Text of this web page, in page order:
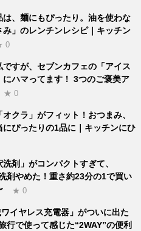
は、麺にもぴったり。油を使わな
み」のレンチンレシピ｜キッチン
0
ですが、セブンカフェの「アイス
にハマってます！ 3つのご褒美ア
★ 0
クラ」がフィット！おつまみ、
にぴったりの1品に｜キッチンにひ
剤」がコンパクトすぎて、
剤やめた！重さ約23分の1で買い
★ 0
イヤレス充電器」がついに出た
行で使って感じた“2WAY”の便利